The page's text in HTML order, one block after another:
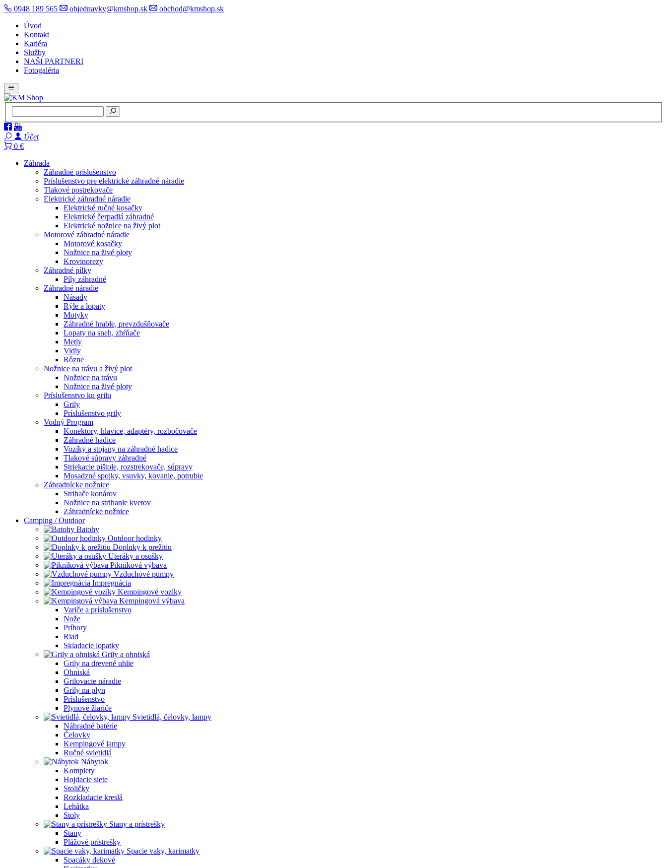
0948 189 565 objednavky@kmshop.sk
obchod@kmshop.sk
Úvod
Kontakt
Kariéra
Služby
NAŠI PARTNERI
Fotogaléria
Účet
0 €
Záhrada
Záhradné príslušenstvo
Príslušenstvo pre elektrické záhradné náradie
Tlakové postrekovače
Elektrické záhradné náradie
Elektrické ručné kosačky
Elektrické čerpadlá záhradné
Elektrické nožnice na živý plot
Motorové záhradné náradie
Motorové kosačky
Nožnice na živé ploty
Krovinorezy
Záhradné pílky
Píly záhradné
Záhradné náradie
Násady
Rýle a lopaty
Motyky
Záhradné hrable, prevzdušňovače
Lopaty na sneh, zhŕňače
Metly
Vidly
Rôzne
Nožnice na trávu a živý plot
Nožnice na trávu
Nožnice na živé ploty
Príslušenstvo ku grilu
Grily
Príslušenstvo grily
Vodný Program
Konektory, hlavice, adaptéry, rozbočovače
Záhradné hadice
Vozíky a stojany na záhradné hadice
Tlakové súpravy záhradné
Striekacie pištole, rozstrekovače, súpravy
Mosadzné spojky, vsuvky, kovanie, potrubie
Záhradnícke nožnice
Strihače konárov
Nožnice na strihanie kvetov
Záhradnícke nožnice
Camping / Outdoor
Batohy
Outdoor hodinky
Doplnky k prežitiu
Uteráky a osušky
Pikniková výbava
Vzduchové pumpy
Impregnácia
Kempingové vozíky
Kempingová výbava
Variče a príslušenstvo
Nože
Príbory
Riad
Skladacie lopatky
Grily a ohniská
Grily na drevené uhlie
Ohniská
Grilovacie náradie
Grily na plyn
Príslušenstvo
Plynové žiariče
Svietidlá, čelovky, lampy
Náhradné batérie
Čelovky
Kempingové lampy
Ručné svietidlá
Nábytok
Komplety
Hojdacie siete
Stoličky
Rozkladacie kreslá
Lehátka
Stoly
Stany a prístrešky
Stany
Plážové prístrešky
Spacie vaky, karimatky
Spacáky dekové